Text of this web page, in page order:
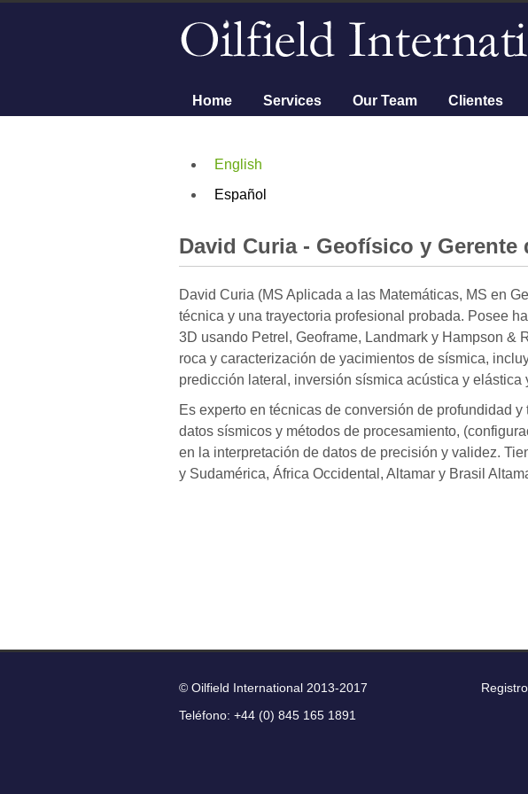
Menú principal
Home Services Our Team Clientes
English
Español
David Curia - Geofísico y
David Curia (MS Aplicada a las Matemáticas, MS en
técnica y una trayectoria profesional probada. Posee
3D usando Petrel, Geoframe, Landmark y Hampson &
roca y caracterización de yacimientos de sísmica,
predicción lateral, inversión sísmica acústica y elástica
Es experto en técnicas de conversión de profundidad
datos sísmicos y métodos de procesamiento,
en la interpretación de datos de precisión y validez.
y Sudamérica, África Occidental, Altamar y Brasil
© Oilfield International 2013-2017
Teléfono: +44 (0) 845